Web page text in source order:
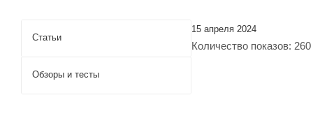
15 апреля 2024
Количество показов: 260
Статьи
Обзоры и тесты